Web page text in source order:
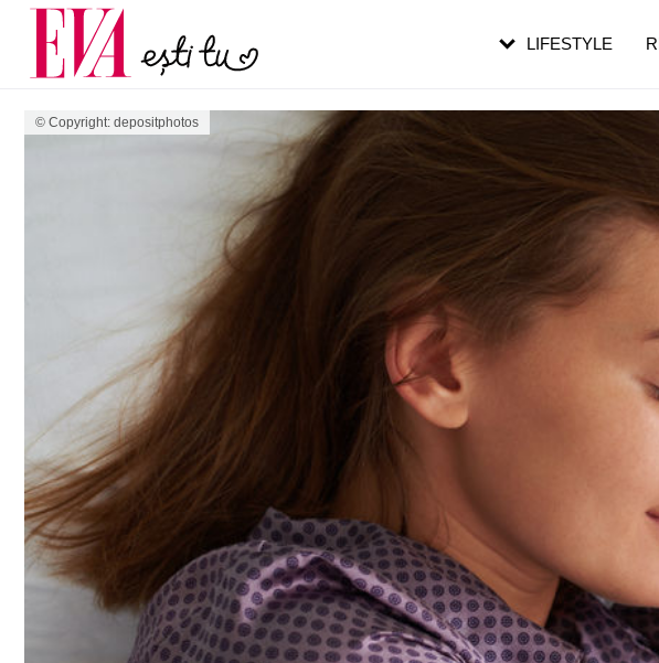
© Copyright: depositphotos
LIFESTYLE
Carieră
Actualitate